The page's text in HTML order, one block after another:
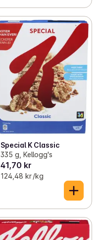
Special K Classic
335 g, Kellogg's
41,70 kr
124,48 kr /kg